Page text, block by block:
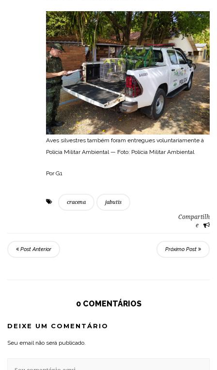
Aves silvestres também foram entregues voluntariamente à
Polícia Militar Ambiental — Foto: Polícia Militar Ambiental
Por G1
cracena jabutis
Compartilh
e
Post Anterior Próximo Post
0 COMENTÁRIOS
DEIXE UM COMENTÁRIO
Seu email não será publicado.